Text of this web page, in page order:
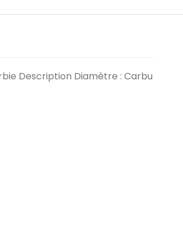
Description Diamètre : Carbu